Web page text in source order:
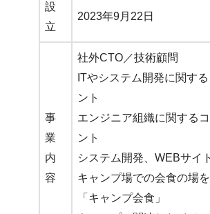
設
立
2023年9月22日
事
業
内
容
社外CTO／技術顧問
ITやシステム開発に関す
ント
エンジニア組織に関する
ント
システム開発、WEBサイ
キャンプ場での会食の場
「キャンプ会食」